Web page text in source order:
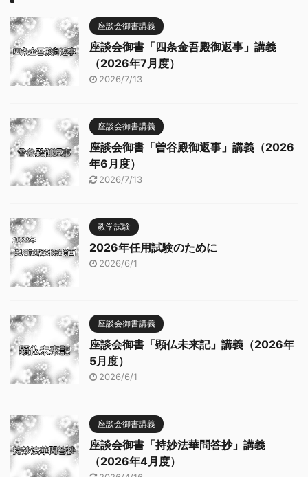
座談会御書講義
座談会御書「四条金吾殿御返事」講義
（2026年7月度）
2026/7/13
座談会御書講義
座談会御書「曽谷殿御返事」講義（2026
年6月度）
2026/7/13
教学試験
2026年任用試験のために
2026/6/1
座談会御書講義
座談会御書「顕仏未来記」講義（2026年
5月度）
2026/6/1
座談会御書講義
座談会御書「持妙法華問答抄」講義
（2026年4月度）